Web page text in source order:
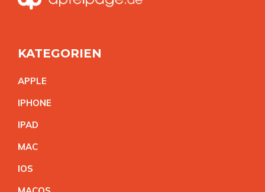
KATEGORIEN
APPLE
IPHONE
IPAD
MAC
IOS